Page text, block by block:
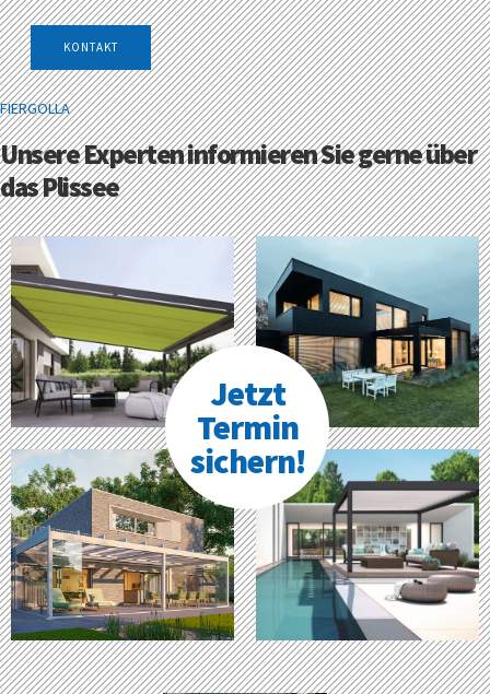
FIERGOLLA
Unsere Experten informieren Sie gerne über
das Plissee
Jetzt
Termin
sichern!
KONTAKT